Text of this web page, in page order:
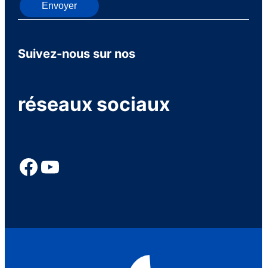
Envoyer
Suivez-nous sur nos
réseaux sociaux